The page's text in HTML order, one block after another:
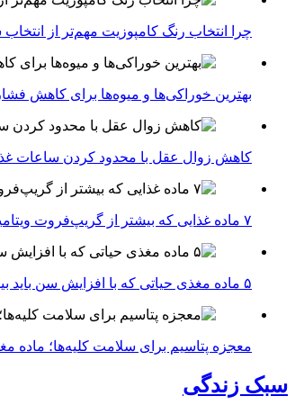
چرا انتخاب رنگ کامپوزیت مهم‌تر از
بهترین خوراکی‌ها و میوه‌ها برای کاهش
کاهش زوال عقل با محدود کردن ساعات
۷ ماده غذایی که بیشتر از گریپ‌فروت ویتامین C دارند؛ منابع غنی برای تقویت سیستم ایمنی
۵ ماده مغذی حیاتی که با افزایش سن باید بیشتر مصرف کنید؛ توصیه متخصصان تغذیه برای سالمندی سالم
معجزه پتاسیم برای سلامت کلیه‌ها؛ ماده
سبک زندگی